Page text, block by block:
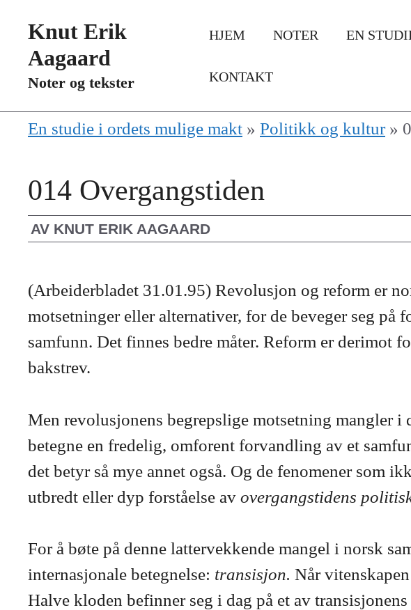
innhold
Knut Erik
Aagaard
Noter og tekster
HJEM NOTER EN
KONTAKT
En studie i ordets mulige makt » Politikk og kultur»
014 Overgangstiden
AV KNUT ERIK AAGAARD
(Arbeiderbladet 31.01.95) Revolusjon og reform er
motsetninger eller alternativer, for de beveger seg
samfunn. Det finnes bedre måter. Reform er derimot
bakstrev.
Men revolusjonens begrepslige motsetning mangler i
betegne en fredelig, omforent forvandling av et
det betyr så mye annet også. Og de fenomener som
utbredt eller dyp forståelse av overgangstidens
For å bøte på denne lattervekkende mangel i norsk
internasjonale betegnelse: transisjon. Når
Halve kloden befinner seg i dag på et av